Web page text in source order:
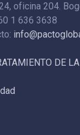
oficina 204.
1 636 3638
DE